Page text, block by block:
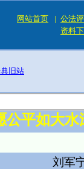
网站首页 | 公法
资料
旧站
公平如大
刘军